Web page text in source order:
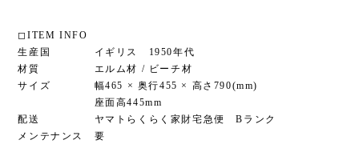
◻︎ITEM INFO
生産国 イギリス 1950年代
材質 エルム材 / ビーチ材
サイズ 幅465 × 奥行455 × 高さ790(mm)
座面高445mm
配送 ヤマトらくらく家財宅急便 Bランク
メンテナンス 要